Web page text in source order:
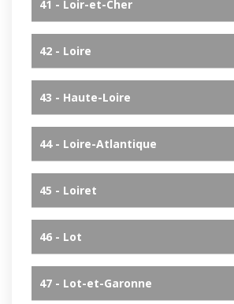
41 - Loir-et-Cher
42 - Loire
43 - Haute-Loire
44 - Loire-Atlantique
45 - Loiret
46 - Lot
47 - Lot-et-Garonne